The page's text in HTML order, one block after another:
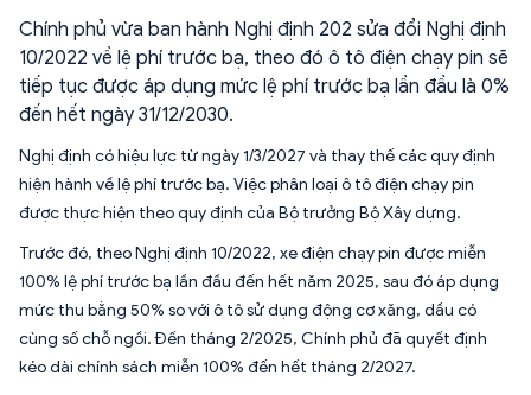
Chính phủ vừa ban hành Nghị định 202 sửa đổi Nghị định
10/2022 về lệ phí trước bạ, theo đó ô tô điện chạy pin sẽ
tiếp tục được áp dụng mức lệ phí trước bạ lần đầu là 0%
đến hết ngày 31/12/2030.
Nghị định có hiệu lực từ ngày 1/3/2027 và thay thế các quy định
hiện hành về lệ phí trước bạ. Việc phân loại ô tô điện chạy pin
được thực hiện theo quy định của Bộ trưởng Bộ Xây dựng.
Trước đó, theo Nghị định 10/2022, xe điện chạy pin được miễn
100% lệ phí trước bạ lần đầu đến hết năm 2025, sau đó áp dụng
mức thu bằng 50% so với ô tô sử dụng động cơ xăng, dầu có
cùng số chỗ ngồi. Đến tháng 2/2025, Chính phủ đã quyết định
kéo dài chính sách miễn 100% đến hết tháng 2/2027.